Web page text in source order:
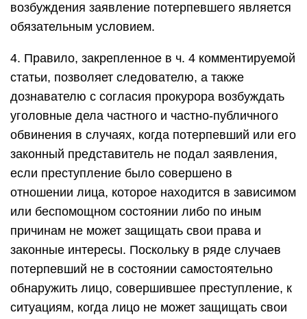
возбуждения заявление потерпевшего является
обязательным условием.
4. Правило, закрепленное в ч. 4 комментируемой
статьи, позволяет следователю, а также
дознавателю с согласия прокурора возбуждать
уголовные дела частного и частно-публичного
обвинения в случаях, когда потерпевший или его
законный представитель не подал заявления,
если преступление было совершено в
отношении лица, которое находится в зависимом
или беспомощном состоянии либо по иным
причинам не может защищать свои права и
законные интересы. Поскольку в ряде случаев
потерпевший не в состоянии самостоятельно
обнаружить лицо, совершившее преступление, к
ситуациям, когда лицо не может защищать свои